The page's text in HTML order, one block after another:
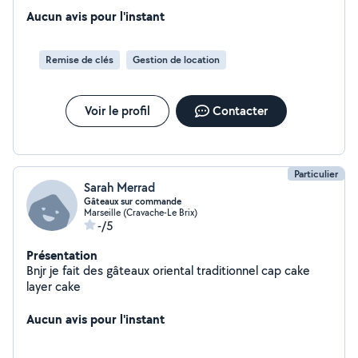
complète de leur bien (annonce, voyageurs, ménage,
contraintes.
Aucun avis pour l'instant
Remise de clés Gestion de location
Voir le profil Contacter
Particulier
Sarah Merrad
Gâteaux sur commande
Marseille (Cravache-Le Brix)
-/5
Présentation
Bnjr je fait des gâteaux oriental traditionnel cap cake
layer cake
Aucun avis pour l'instant